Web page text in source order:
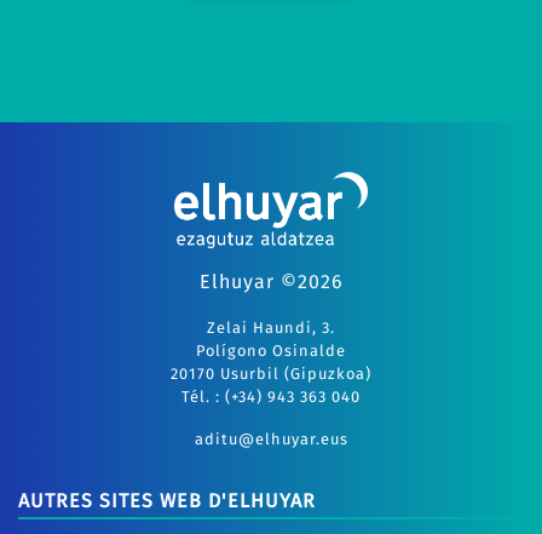
Elhuyar ©2026
Zelai Haundi, 3.
Polígono Osinalde
20170 Usurbil (Gipuzkoa)
Tél. : (+34) 943 363 040
aditu@elhuyar.eus
AUTRES SITES WEB D'ELHUYAR